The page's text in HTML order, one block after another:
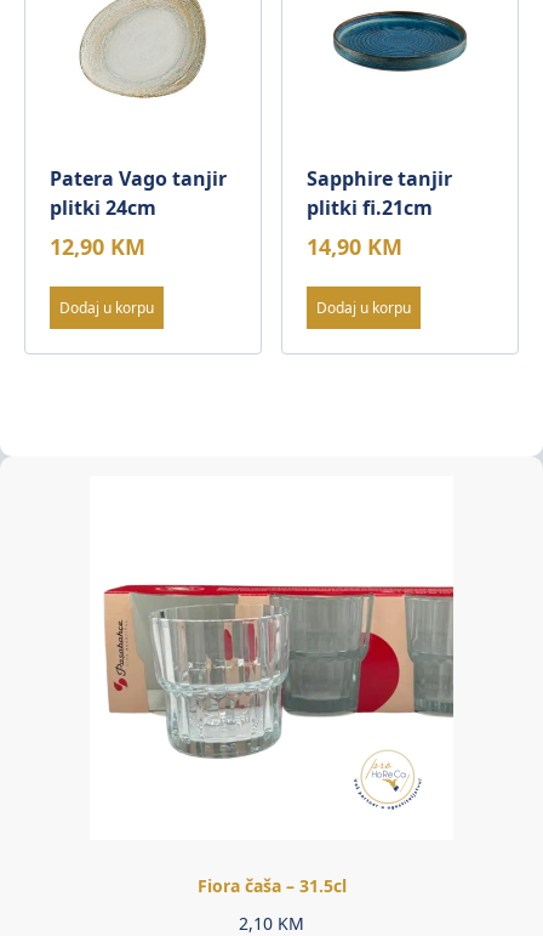
Patera Vago tanjir
plitki 24cm
12,90 KM
Dodaj u korpu
Sapphire tanjir
plitki fi.21cm
14,90 KM
Dodaj u korpu
Fiora čaša – 31.5cl
2,10 KM